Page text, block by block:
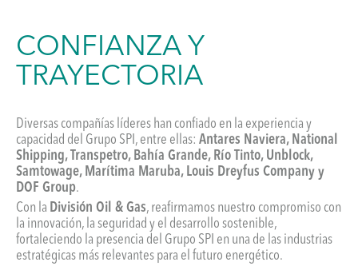
CONFIANZA Y
TRAYECTORIA
Diversas compañías líderes han confiado en la experiencia y
capacidad del Grupo SPI, entre ellas: Antares Naviera, National
Shipping, Transpetro, Bahía Grande, Río Tinto, Unblock,
Samtowage, Marítima Maruba, Louis Dreyfus Company y
DOF Group.
Con la División Oil & Gas, reafirmamos nuestro compromiso con
la innovación, la seguridad y el desarrollo sostenible,
fortaleciendo la presencia del Grupo SPI en una de las industrias
estratégicas más relevantes para el futuro energético.